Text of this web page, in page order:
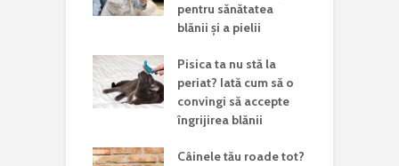
pentru sănătatea
blănii și a pielii
Pisica ta nu stă la
periat? Iată cum să o
convingi să accepte
îngrijirea blănii
Câinele tău roade tot?